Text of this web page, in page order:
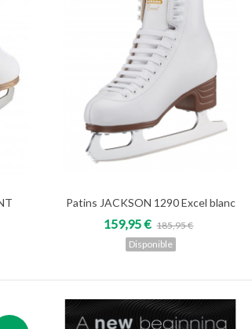
Voir
Patins JACKSON 1290 Excel blanc
159,95 € 185,95 €
Disponible